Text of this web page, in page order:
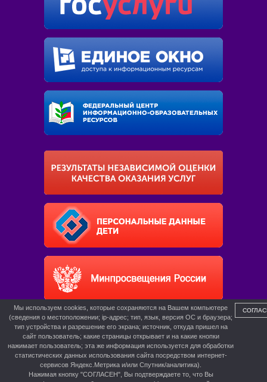
Мы используем cookies, которые сохраняются на Вашем компьютере
(сведения о местоположении; ip-адрес; тип, язык, версия ОС и браузера;
тип устройства и разрешение его экрана; источник, откуда пришел на
сайт пользователь; какие страницы открывает и на какие кнопки
нажимает пользователь; эта же информация используется для обработки
статистических данных использования сайта посредством интернет-
сервисов Яндекс.Метрика и/или Спутник/аналитика).
Нажимая кнопку "СОГЛАСЕН", Вы подтверждаете то, что Вы